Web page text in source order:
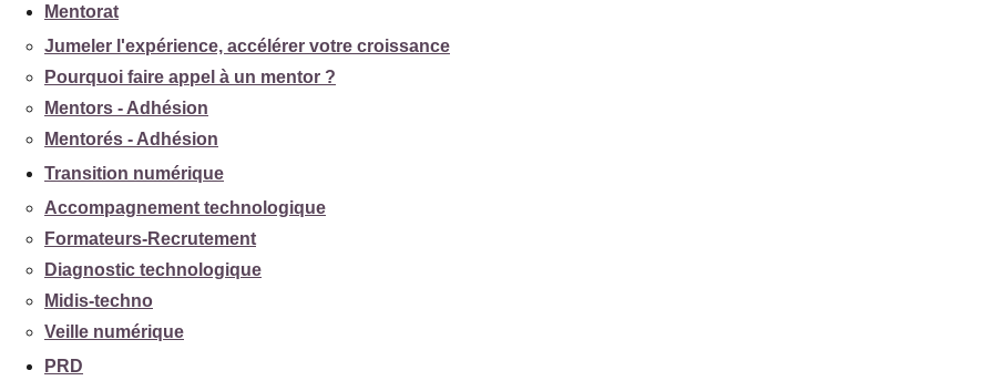
Mentorat
Jumeler l'expérience, accélérer votre croissance
Pourquoi faire appel à un mentor ?
Mentors - Adhésion
Mentorés - Adhésion
Transition numérique
Accompagnement technologique
Formateurs-Recrutement
Diagnostic technologique
Midis-techno
Veille numérique
PRD